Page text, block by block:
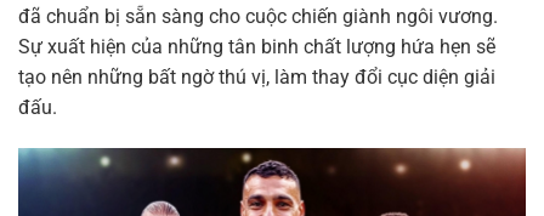
đã chuẩn bị sẵn sàng cho cuộc chiến giành ngôi vương.
Sự xuất hiện của những tân binh chất lượng hứa hẹn sẽ
tạo nên những bất ngờ thú vị, làm thay đổi cục diện giải
đấu.